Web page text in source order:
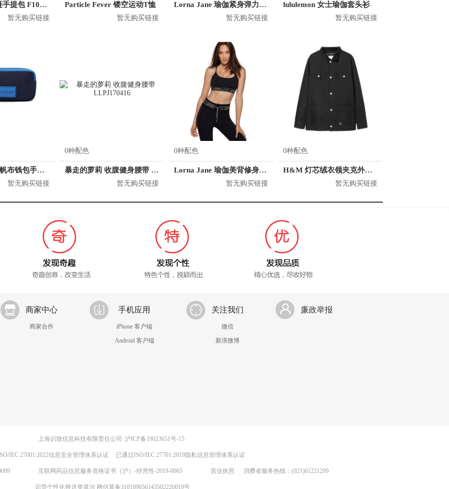
Nike 运动拉链手提包 F1086R
暂无购买链接
Particle Fever 镂空运动T恤
暂无购买链接
Lorna Jane 瑜伽紧身弹力透气运动长裤 062085
暂无购买链接
lululemon 女士瑜伽套头衫
暂无购买链接
crocs/卡洛驰 帆布钱包手抓包手拿包零钱包女包 CB28A164064
暂无购买链接
0种配色
暴走的萝莉 收腹健身腰带 LLPJ170416
暂无购买链接
0种配色
Lorna Jane 瑜伽美背修身运动内衣 042077
暂无购买链接
0种配色
H&M 灯芯绒衣领夹克外套 男女同款 0905121
暂无购买链接
商家中心
商家合作
手机应用
iPhone 客户端
Android 客户端
关注我们
微信
新浪微博
廉政举报
上海识致信息科技有限责任公司 沪ICP备19023651号-15
IEC 27001:2022信息安全管理体系认证 已通过ISO/IEC 27701:2019隐私信息管理体系认证
互联网药品信息服务资格证书（沪）-经营性-2019-0065 营业执照 消费者服务热线：(021)61221299
识货个性化推送类算法 网信算备310109056143502220019号